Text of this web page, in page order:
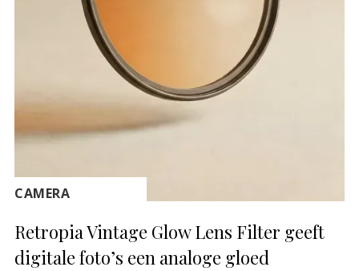
CAMERA
Retropia Vintage Glow Lens Filter geeft
digitale foto’s een analoge gloed